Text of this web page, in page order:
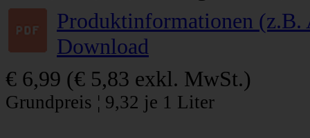
Produktinformationen
Download
€ 6,99 (€ 5,83 exkl. MwSt.)
Grundpreis ¦ 9,32 je 1 Liter